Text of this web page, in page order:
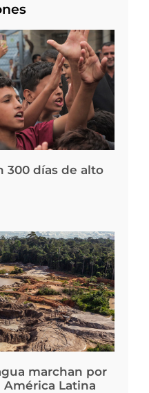
300 días de alto
marchan por
América Latina